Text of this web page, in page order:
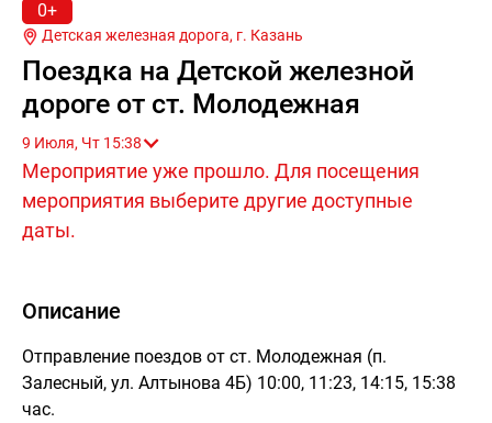
0+
Детская железная дорога, г. Казань
Поездка на Детской железной
дороге от ст. Молодежная
9 Июля, Чт 15:38
Мероприятие уже прошло. Для посещения
мероприятия выберите другие доступные
даты.
Описание
Отправление поездов от ст. Молодежная (п.
Залесный, ул. Алтынова 4Б) 10:00, 11:23, 14:15, 15:38
час.